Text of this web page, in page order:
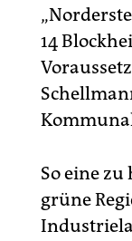
14
So eine
grüne